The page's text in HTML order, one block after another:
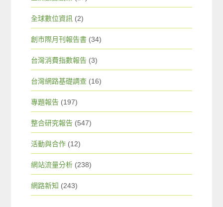
全球數位資訊 (2)
創市際月刊報告書 (34)
台灣消費指數報告 (3)
台灣網路基礎調查 (16)
專題報告 (197)
整合研究報告 (547)
活動與合作 (12)
網站流量分析 (238)
網路新知 (243)